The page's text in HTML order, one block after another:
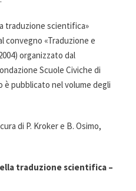
traduzione scientifica»
convegno «Traduzione e
organizzato dal
Scuole Civiche di
è pubblicato nel volume degli
di P. Kroker e B. Osimo,
traduzione scientifica –